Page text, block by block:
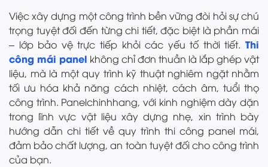
Việc xây dựng một công trình bền vững đòi hỏi sự chú
trọng tuyệt đối đến từng chi tiết, đặc biệt là phần mái
– lớp bảo vệ trực tiếp khỏi các yếu tố thời tiết. Thi
công mái panel không chỉ đơn thuần là lắp ghép vật
liệu, mà là một quy trình kỹ thuật nghiêm ngặt nhằm
tối ưu hóa khả năng cách nhiệt, cách âm, tuổi thọ
công trình. Panelchinhhang, với kinh nghiệm dày dặn
trong lĩnh vực vật liệu xây dựng nhẹ, xin trình bày
hướng dẫn chi tiết về quy trình thi công panel mái,
đảm bảo chất lượng, an toàn tuyệt đối cho công trình
của bạn.